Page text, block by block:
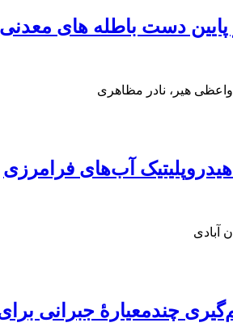
‏دست باطله ‏های
هیر، نادر مظاهری
آب‌های فرامرزی
آبادی
چندمعیارۀ جبرانی